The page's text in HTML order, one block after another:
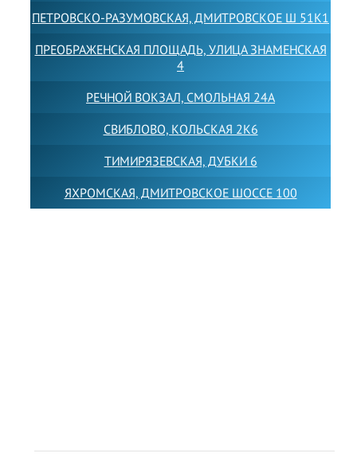
ПЕТРОВСКО-РАЗУМОВСКАЯ, ДМИТРОВСКОЕ Ш 51К1
ПРЕОБРАЖЕНСКАЯ ПЛОЩАДЬ, УЛИЦА ЗНАМЕНСКАЯ
4
РЕЧНОЙ ВОКЗАЛ, СМОЛЬНАЯ 24А
СВИБЛОВО, КОЛЬСКАЯ 2К6
ТИМИРЯЗЕВСКАЯ, ДУБКИ 6
ЯХРОМСКАЯ, ДМИТРОВСКОЕ ШОССЕ 100